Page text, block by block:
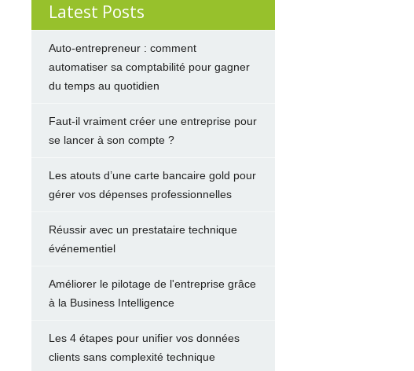
Latest Posts
Auto-entrepreneur : comment
automatiser sa comptabilité pour gagner
du temps au quotidien
Faut-il vraiment créer une entreprise pour
se lancer à son compte ?
Les atouts d’une carte bancaire gold pour
gérer vos dépenses professionnelles
Réussir avec un prestataire technique
événementiel
Améliorer le pilotage de l'entreprise grâce
à la Business Intelligence
Les 4 étapes pour unifier vos données
clients sans complexité technique